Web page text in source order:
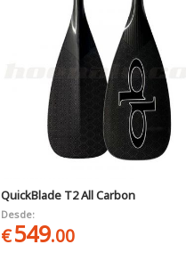
QuickBlade T2 All Carbon
Desde:
€549.00